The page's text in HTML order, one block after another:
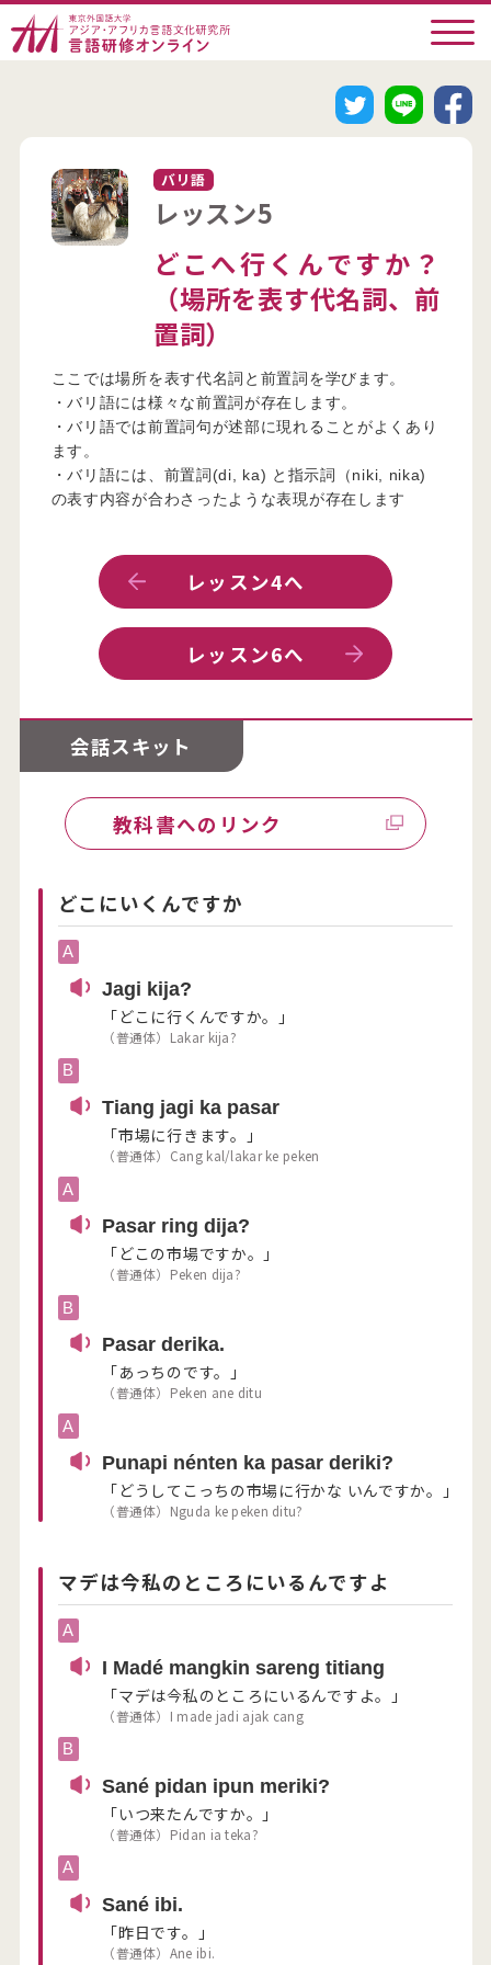
バリ語
レッスン5
どこへ行くんですか？
（場所を表す代名詞、前
置詞）
ここでは場所を表す代名詞と前置詞を学びます。
・バリ語には様々な前置詞が存在します。
・バリ語では前置詞句が述部に現れることがよくあり
ます。
・バリ語には、前置詞(di, ka) と指示詞（niki, nika)
の表す内容が合わさったような表現が存在します
レッスン4へ
レッスン6へ
教科書へのリンク
どこにいくんですか
A
Jagi kija?
「どこに行くんですか。」
（普通体）Lakar kija?
B
Tiang jagi ka pasar
「市場に行きます。」
（普通体）Cang kal/lakar ke peken
A
Pasar ring dija?
「どこの市場ですか。」
（普通体）Peken dija?
B
Pasar derika.
「あっちのです。」
（普通体）Peken ane ditu
A
Punapi nénten ka pasar deriki?
「どうしてこっちの市場に行かな いんですか。」
（普通体）Nguda ke peken ditu?
マデは今私のところにいるんですよ
A
I Madé mangkin sareng titiang
「マデは今私のところにいるんですよ。」
（普通体）I made jadi ajak cang
B
Sané pidan ipun meriki?
「いつ来たんですか。」
（普通体）Pidan ia teka?
A
Sané ibi.
「昨日です。」
（普通体）Ane ibi.